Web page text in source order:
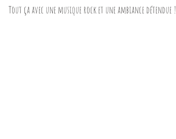
Tout ça avec une musique rock et une ambiance détendue !